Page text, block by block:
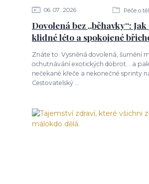
06 07 2026 Péče o
Dovolená bez „běhavky“:
klidné léto a spokojené
Znáte to. Vysněná dovolená, šumění
ochutnávání exotických dobrot... a
nečekané křeče a nekonečné sprinty
Cestovatelský ...